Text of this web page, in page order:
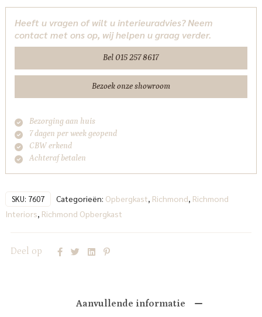
Richmond
Interiors
aantal
Heeft u vragen of wilt u interieuradvies? Neem
contact met ons op, wij helpen u graag verder.
Bel 015 257 8617
Bezoek onze showroom
Bezorging aan huis
7 dagen per week geopend
CBW erkend
Achteraf betalen
SKU: 7607 Categorieën: Opbergkast Richmond Richmond
Interiors Richmond Opbergkast
Deel op
Aanvullende informatie